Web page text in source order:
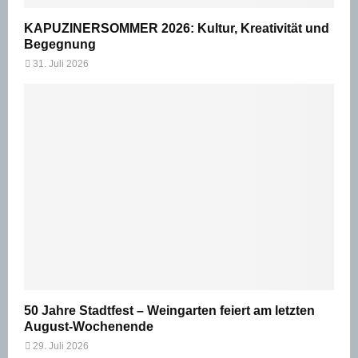
KAPUZINERSOMMER 2026: Kultur, Kreativität und
Begegnung
31. Juli 2026
50 Jahre Stadtfest – Weingarten feiert am letzten
August-Wochenende
29. Juli 2026